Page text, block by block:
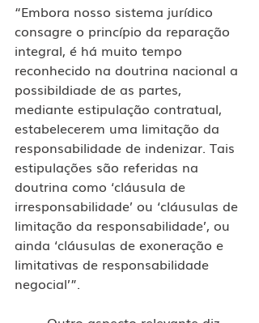
“Embora nosso sistema jurídico
consagre o princípio da reparação
integral, é há muito tempo
reconhecido na doutrina nacional a
possibildiade de as partes,
mediante estipulação contratual,
estabelecerem uma limitação da
responsabilidade de indenizar. Tais
estipulações são referidas na
doutrina como ‘cláusula de
irresponsabilidade’ ou ‘cláusulas de
limitação da responsabilidade’, ou
ainda ‘cláusulas de exoneração e
limitativas de responsabilidade
negocial’”.